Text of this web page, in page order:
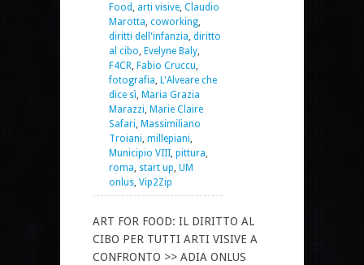
Food , arti visive, Claudio
Marotta, coworking,
diritti dell'infanzia, diritto
al cibo, Evelyne Baly,
F4CR, Fabio Cruccu,
fotografia, L'Alveare che
dice sì, Maria Grazia
Marazzi, Marie Claire
Safari, Massimiliano
Troiani, millepiani,
Municipio VIII, pittura,
roma, start up, UM
onlus, Vip2Zip
ART FOR FOOD: IL DIRITTO AL
CIBO PER TUTTI ARTI VISIVE A
CONFRONTO >> ADIA ONLUS